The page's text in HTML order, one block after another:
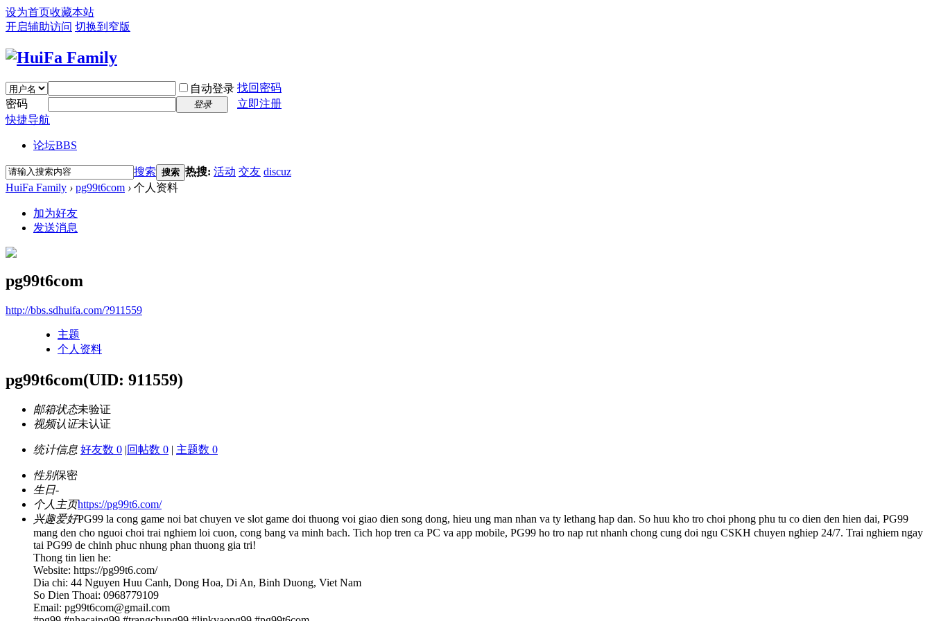
设为首页收藏本站
开启辅助访问 切换到窄版
自动登录 找回密码
密码
登录
立即注册
快捷导航
论坛BBS
搜索 搜索 热搜: 活动 交友 discuz
HuiFa Family › pg99t6com › 个人资料
加为好友
发送消息
pg99t6com
http://bbs.sdhuifa.com/?911559
主题
个人资料
pg99t6com(UID: 911559)
邮箱状态未验证
视频认证未认证
统计信息 好友数 0 |回帖数 0 | 主题数 0
性别保密
生日-
个人主页https://pg99t6.com/
兴趣爱好PG99 la cong game noi bat chuyen ve slot game doi thuong voi giao dien song dong, hieu ung man nhan va ty lethang hap dan. So huu kho tro choi phong phu tu co dien den hien dai, PG99
mang den cho nguoi choi trai nghiem loi cuon, cong bang va minh bach. Tich hop tren ca PC va app mobile, PG99 ho tro nap rut nhanh chong cung doi ngu CSKH chuyen nghiep 24/7. Trai nghiem ngay
tai PG99 de chinh phuc nhung phan thuong gia tri!
Thong tin lien he:
Website: https://pg99t6.com/
Dia chi: 44 Nguyen Huu Canh, Dong Hoa, Di An, Binh Duong, Viet Nam
So Dien Thoai: 0968779109
Email: pg99t6com@gmail.com